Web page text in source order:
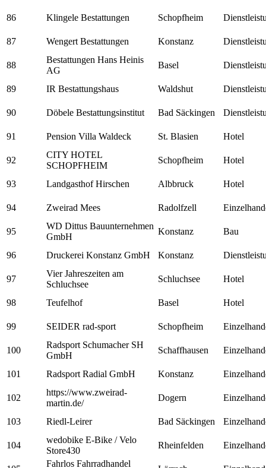
86 Klingele Bestattungen Schopfheim
87 Wengert Bestattungen Konstanz
88
Bestattungen Hans Heinis
AG
Basel
89 IR Bestattungshaus Waldshut
90 Döbele Bestattungsinstitut Bad Säckingen
91 Pension Villa Waldeck St. Blasien Hotel
92
CITY HOTEL
SCHOPFHEIM
Schopfheim Hotel
93 Landgasthof Hirschen Albbruck Hotel
94 Zweirad Mees Radolfzell
95
WD Dittus Bauunternehmen
GmbH
Konstanz Bau
96 Druckerei Konstanz GmbH Konstanz
97
Vier Jahreszeiten am
Schluchsee
Schluchsee Hotel
98 Teufelhof Basel Hotel
99 SEIDER rad-sport Schopfheim
100
Radsport Schumacher SH
GmbH
Schaffhausen
101 Radsport Radial GmbH Konstanz
102
https://www.zweirad-
martin.de/
Dogern
103 Riedl-Leirer Bad Säckingen
104
wedobike E-Bike / Velo
Store430
Rheinfelden
Fahrlos Fahrradhandel